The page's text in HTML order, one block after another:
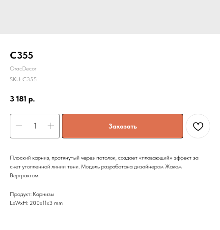
C355
OracDecor
SKU: C355
3 181 р.
Заказать
Плоский карниз, протянутый через потолок, создает «плавающий» эффект за
счет утопленной линии тени. Модель разработана дизайнером Жаком
Верграхтом.
Продукт: Карнизы
LxWxH: 200x11x3 mm